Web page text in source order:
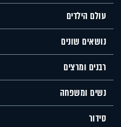
עולם הילדים
נושאים שונים
רבנים ומרצים
נשים ומשפחה
סידור